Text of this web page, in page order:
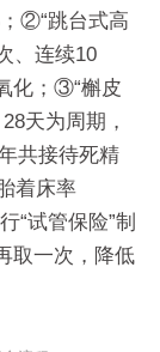
②“跳台式高
、连续10
化；③“槲皮
天为周期，
共接待死精
着床率
“试管保险”制
取一次，降低